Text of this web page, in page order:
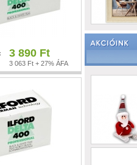
3 890 Ft
3 063 Ft + 27% ÁFA